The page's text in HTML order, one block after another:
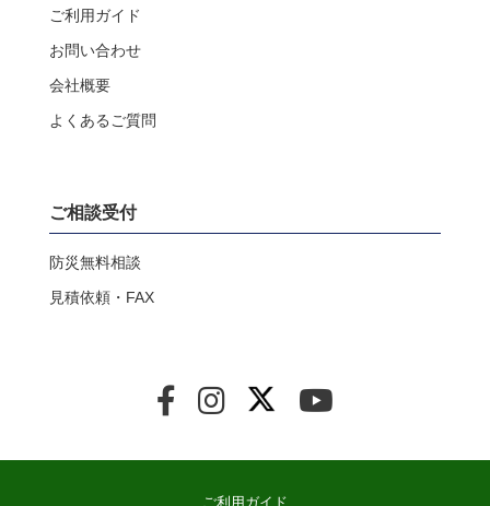
ご利用ガイド
お問い合わせ
会社概要
よくあるご質問
ご相談受付
防災無料相談
見積依頼・FAX